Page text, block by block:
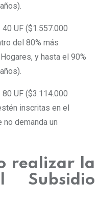
UF ($1.557.000
del 80% más
y hasta el 90%
UF ($3.114.000
inscritas en el
no demanda un
realizar la
Subsidio